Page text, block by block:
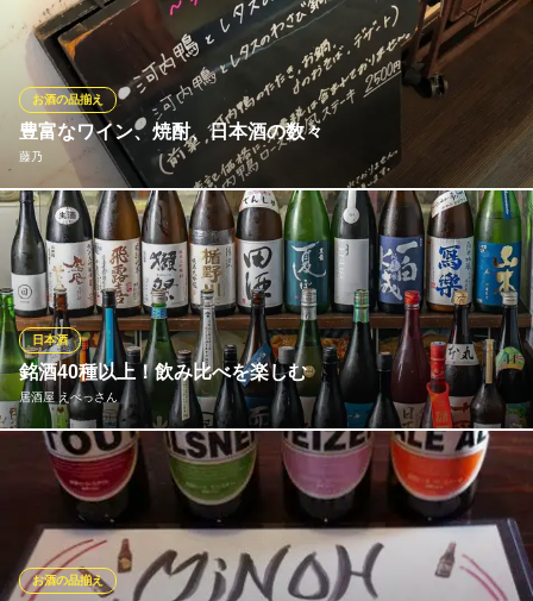
ッフ3名がソムリエの資格を持ち、選ばれるワインは料理に合うこ
と間違いなし。 イタリアワインを中心に各国のワインとコース料
理のペアリングはおすすめ。
viadelemme（ヴィアデルエンメ）
大人の隠れ家イタリアン
ＪＲ大阪環状線福島駅 徒歩3分
大阪府大阪市福島区福島7-7-10 グレイス福島1F
豊富なワイン、焼酎、日本酒の数々
藤乃
お酒の品揃え
お料理を更にお楽しみいただくために、様々なお酒を揃えており
ます。各種ワインにつきましては10種類以上用意し、お客様の好
みやお料理、シチュエーションに合わせてお選びいただけます。
藤乃
河内鴨が自慢の蕎麦屋
ＪＲ東西線新福島駅 徒歩3分
大阪府大阪市福島区福島3-9-10
銘酒40種以上！飲み比べを楽しむ
居酒屋 えべっさん
日本酒
厳選された全国各地の日本酒や焼酎を、常時40種類以上ご用意し
ております。フルーティで華やかな銘柄から、芳醇な旨みが特徴
の辛口、季節限定の希少な一本まで幅広いラインナップが自慢で
す。お料理との絶妙なペアリングもご提案。日本酒初心者の方も
玄人の方も、新たな出会いと感動をお届けします。
お酒の品揃え